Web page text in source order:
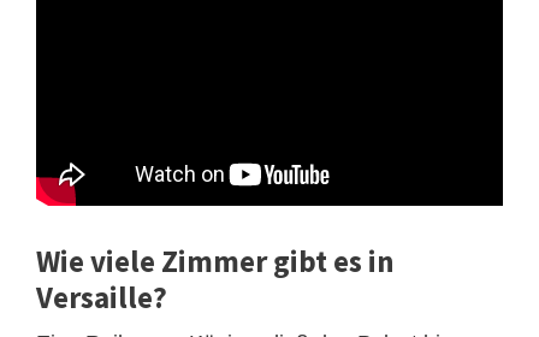
Wie viele Zimmer gibt es in
Versaille?